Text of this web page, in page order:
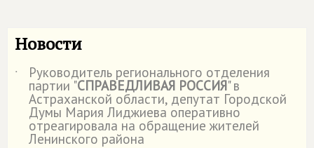
Новости
˙ Руководитель регионального отделения
партии "СПРАВЕДЛИВАЯ РОССИЯ" в
Астраханской области, депутат Городской
Думы Мария Лиджиева оперативно
отреагировала на обращение жителей
Ленинского района